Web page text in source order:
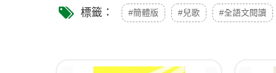
標籤： #簡體版 #兒歌 #全語文閱讀